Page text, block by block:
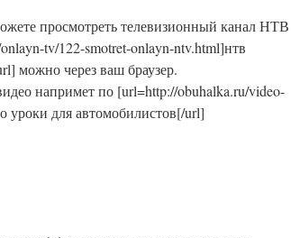
просмотреть телевизионный канал НТВ
tv/122-smotret-onlayn-ntv.html]нтв
можно через ваш браузер.
напримет по [url=http://obuhalka.ru/video-
уроки для автомобилистов[/url]